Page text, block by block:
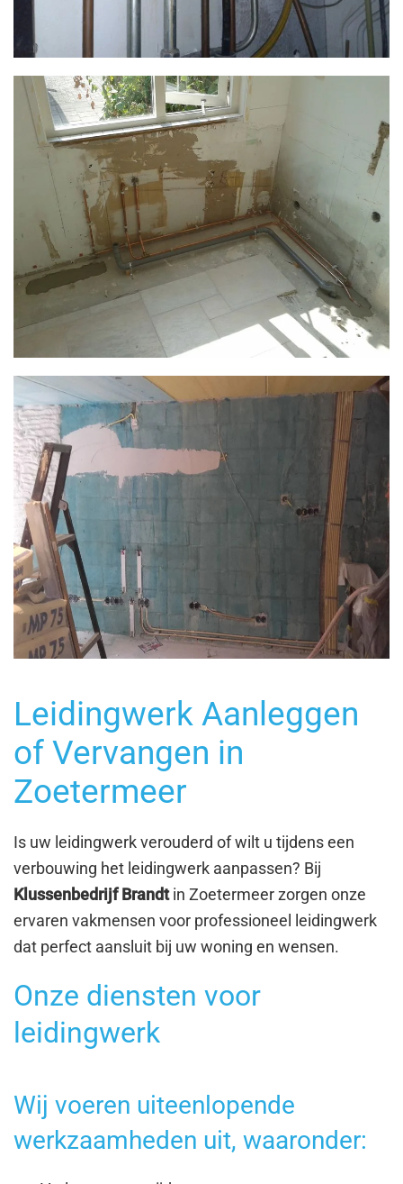
Leidingwerk Aanleggen
of Vervangen in
Zoetermeer
Is uw leidingwerk verouderd of wilt u tijdens een
verbouwing het leidingwerk aanpassen? Bij
Klussenbedrijf Brandtin Zoetermeer zorgen onze
ervaren vakmensen voor professioneel leidingwerk
dat perfect aansluit bij uw woning en wensen.
Onze diensten voor
leidingwerk
Wij voeren uiteenlopende
werkzaamheden uit, waaronder: